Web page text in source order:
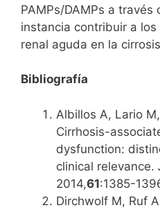
PAMPs/DAMPs a
instancia contribuir a
renal aguda en la
Bibliografía
Albillos A, Lario
Cirrhosis-
dysfunction:
clinical relevance.
2014,61:1385-
Dirchwolf M, Ruf